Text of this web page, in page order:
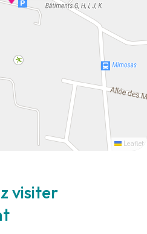
Leaflet
visiter